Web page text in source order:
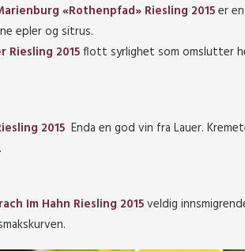
«Rothenpfad» Riesling 2015er
epler og sitrus.
Riesling 2015flott syrlighet som omslutter
2015 Enda en god vin fra Lauer.
Im Hahn Riesling 2015veldig